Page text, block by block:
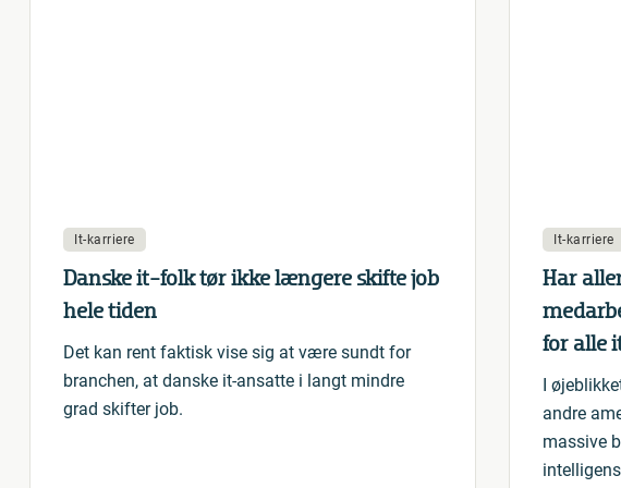
It-karriere
Danske it-folk tør ikke længere skifte job
hele tiden
Det kan rent faktisk vise sig at være sundt for
branchen, at danske it-ansatte i langt mindre
grad skifter job.
It-karriere
Har
for alle
I
andre
massive